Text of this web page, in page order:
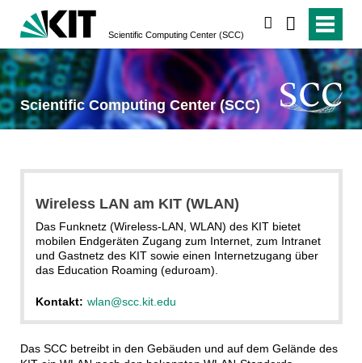
Scientific Computing Center (SCC)
Scientific Computing Center (SCC)
Wireless LAN am KIT (WLAN)
Das Funknetz (Wireless-LAN, WLAN) des KIT bietet
mobilen Endgeräten Zugang zum Internet, zum Intranet
und Gastnetz des KIT sowie einen Internetzugang über
das Education Roaming (eduroam).
Kontakt: wlan@scc.kit.edu
Das SCC betreibt in den Gebäuden und auf dem Gelände des